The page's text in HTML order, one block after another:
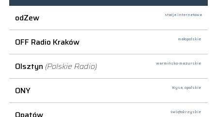
odZew
stacja internetowa
OFF Radio Kraków małopolskie
Olsztyn (Polskie Radio) warmińsko-mazurskie
ONY Nysa, opolskie
świętokrzyskie